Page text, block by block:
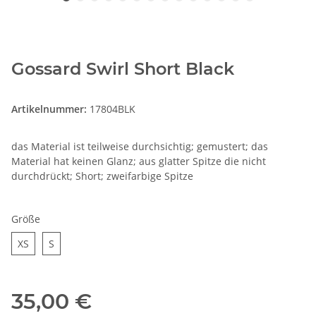
Gossard Swirl Short Black
Artikelnummer: 17804BLK
das Material ist teilweise durchsichtig; gemustert; das
Material hat keinen Glanz; aus glatter Spitze die nicht
durchdrückt; Short; zweifarbige Spitze
Größe
XS
S
35,00 €